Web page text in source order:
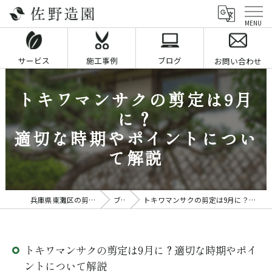
サービス 施工事例 ブログ お問い合わせ
トキワマンサクの剪定は9月
に？
適切な時期やポイントについ
て解説
兵庫県東灘区の剪定業者なら佐野造園 ブログ トキワマンサクの剪定は9月に？適切な時期やポイントについて解説
トキワマンサクの剪定は9月に？適切な時期やポイ
ントについて解説